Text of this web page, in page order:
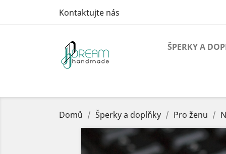
Kontaktujte nás
ŠPERKY A
Domů Šperky a doplňky Pro ženu